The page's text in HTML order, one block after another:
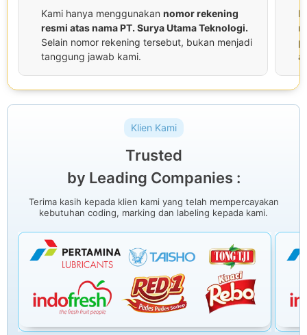
Kami hanya menggunakan nomor rekening
resmi atas nama PT. Surya Utama Teknologi.
Selain nomor rekening tersebut, bukan menjadi
tanggung jawab kami.
Klien Kami
Trusted
by Leading Companies :
Terima kasih kepada klien kami yang telah mempercayakan
kebutuhan coding, marking dan labeling kepada kami.